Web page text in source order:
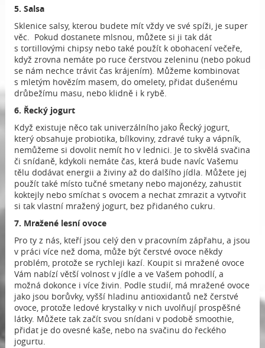
5. Salsa
Sklenice salsy, kterou budete mít vždy ve své spíži, je super
věc. Pokud dostanete mlsnou, můžete si ji tak dát
s tortillovými chipsy nebo také použít k obohacení večeře,
když zrovna nemáte po ruce čerstvou zeleninu (nebo pokud
se nám nechce trávit čas krájením). Můžeme kombinovat
s mletým hovězím masem, do omelety, přidat dušenému
drůbežímu masu, nebo klidně i k rybě.
6. Řecký jogurt
Když existuje něco tak univerzálního jako Řecký jogurt,
který obsahuje probiotika, bílkoviny, zdravé tuky a vápník,
nemůžeme si dovolit nemít ho v lednici. Je to skvělá svačina
či snídaně, kdykoli nemáte čas, která bude navíc Vašemu
tělu dodávat energii a živiny až do dalšího jídla. Můžete jej
použít také místo tučné smetany nebo majonézy, zahustit
koktejly nebo smíchat s ovocem a nechat zmrazit a vytvořit
si tak vlastní mražený jogurt, bez přidaného cukru.
7. Mražené lesní ovoce
Pro ty z nás, kteří jsou celý den v pracovním zápřahu, a jsou
v práci více než doma, může být čerstvé ovoce někdy
problém, protože se rychleji kazí. Koupit si mražené ovoce
Vám nabízí větší volnost v jídle a ve Vašem pohodlí, a
možná dokonce i více živin. Podle studií, má mražené ovoce
jako jsou borůvky, vyšší hladinu antioxidantů než čerstvé
ovoce, protože ledové krystalky v nich uvolňují prospěšné
látky. Můžete tak začít svou snídani v podobě smoothie,
přidat je do ovesné kaše, nebo na svačinu do řeckého
jogurtu.